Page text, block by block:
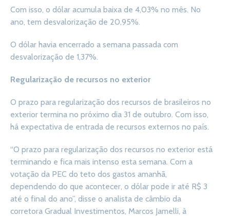
Com isso, o dólar acumula baixa de 4,03% no mês. No
ano, tem desvalorização de 20,95%.
O dólar havia encerrado a semana passada com
desvalorização de 1,37%.
Regularização de recursos no exterior
O prazo para regularização dos recursos de brasileiros no
exterior termina no próximo dia 31 de outubro. Com isso,
há expectativa de entrada de recursos externos no país.
“O prazo para regularização dos recursos no exterior está
terminando e fica mais intenso esta semana. Com a
votação da PEC do teto dos gastos amanhã,
dependendo do que acontecer, o dólar pode ir até R$ 3
até o final do ano”, disse o analista de câmbio da
corretora Gradual Investimentos, Marcos Jamelli, à